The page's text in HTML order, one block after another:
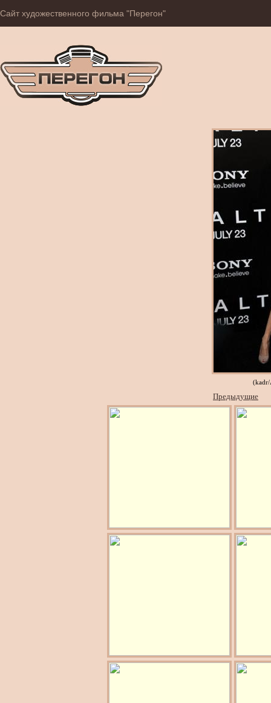
Сайт художественного фильма "Перегон"
Предыдущие